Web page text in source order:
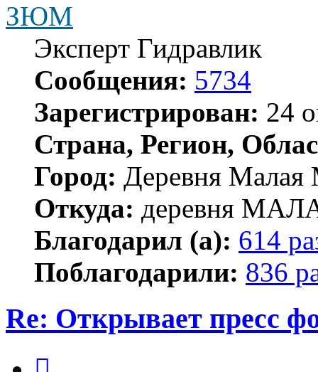
ЗЮМ
Эксперт Гидравлик
Сообщения: 5734
Зарегистрирован: 24
Страна, Регион,
Город: Деревня Малая
Откуда: деревня
Благодарил (а): 614
Поблагодарили: 836
Re: Открывает пресс